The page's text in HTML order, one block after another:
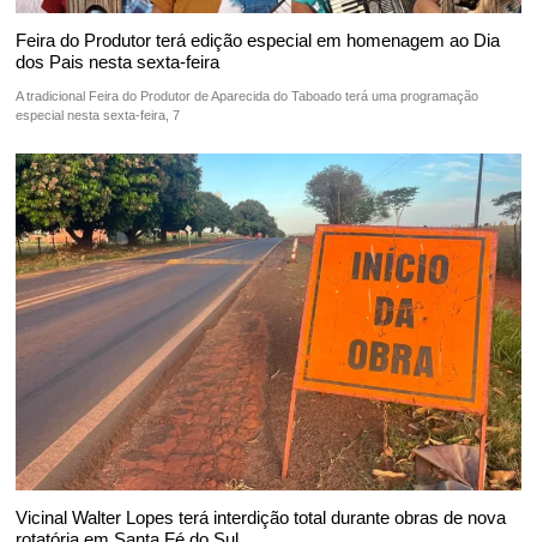
Feira do Produtor terá edição especial em homenagem ao Dia
dos Pais nesta sexta-feira
A tradicional Feira do Produtor de Aparecida do Taboado terá uma programação
especial nesta sexta-feira, 7
Vicinal Walter Lopes terá interdição total durante obras de nova